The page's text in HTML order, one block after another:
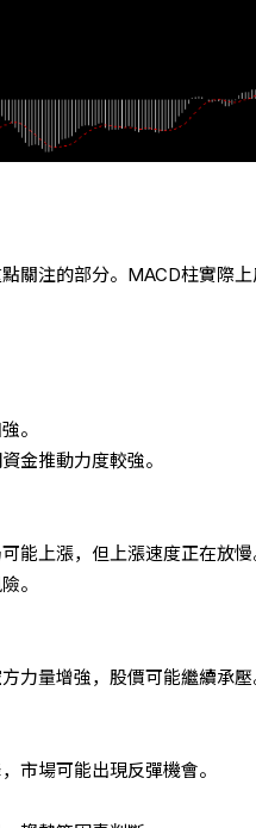
關注的部分。MACD柱實際
。
金推動力度較強。
能上漲，但上漲速度正在放慢
。
力量增強，股價可能繼續承壓
市場可能出現反彈機會。